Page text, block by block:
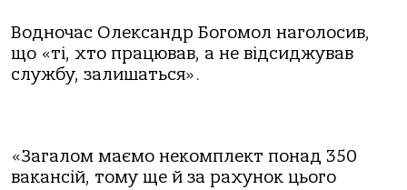
Водночас Олександр Богомол наголосив,
що «ті, хто працював, а не відсиджував
службу, залишаться».
«Загалом маємо некомплект понад 350
вакансій, тому ще й за рахунок цього